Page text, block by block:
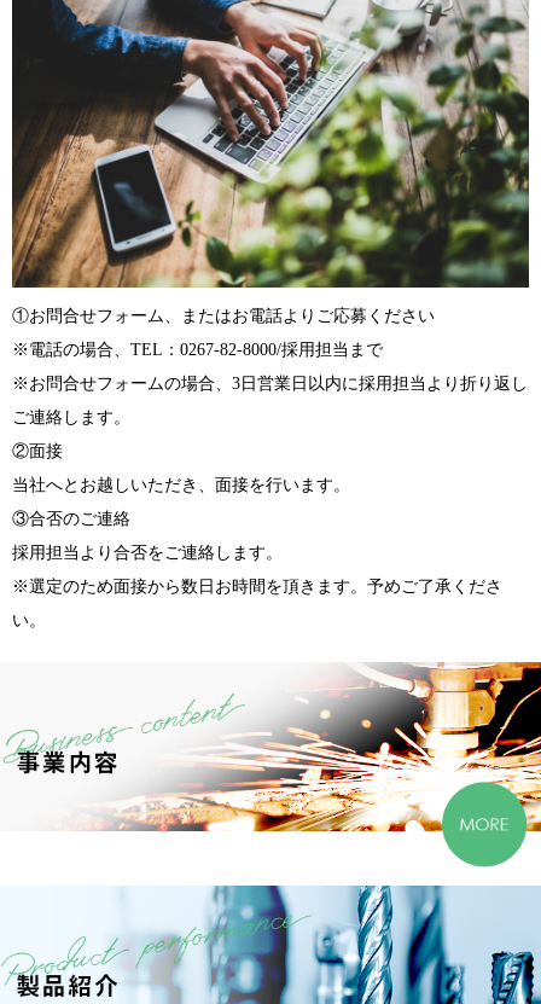
①お問合せフォーム、またはお電話よりご応募ください
※電話の場合、TEL：0267-82-8000/採用担当まで
※お問合せフォームの場合、3日営業日以内に採用担当より折り返し
ご連絡します。
②面接
当社へとお越しいただき、面接を行います。
③合否のご連絡
採用担当より合否をご連絡します。
※選定のため面接から数日お時間を頂きます。予めご了承くださ
い。